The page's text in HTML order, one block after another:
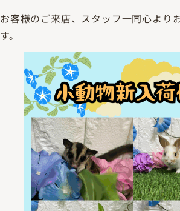
お客様のご来店、スタッフ一同心より
す。